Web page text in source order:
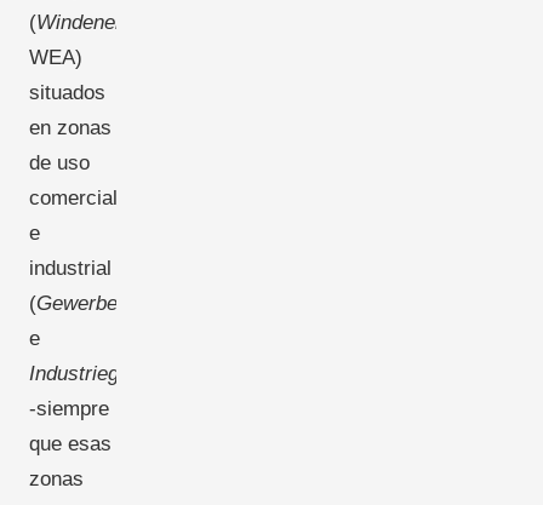
(Windenergieanlagen
WEA)
situados
en zonas
de uso
comercial
e
industrial
(Gewerbe-
e
Industriegebiete
-siempre
que esas
zonas